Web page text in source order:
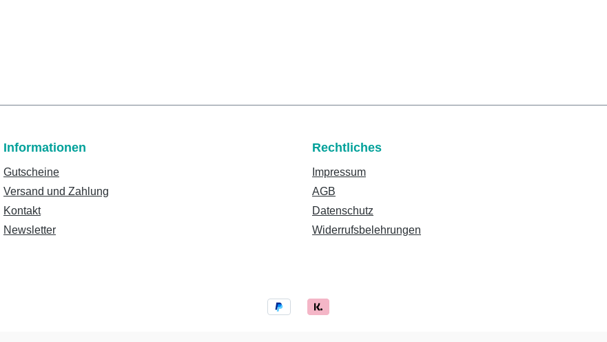
Informationen
Gutscheine
Versand und Zahlung
Kontakt
Newsletter
Rechtliches
Impressum
AGB
Datenschutz
Widerrufsbelehrungen